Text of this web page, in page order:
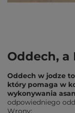
Oddech, a
Oddech w jodze
który pomaga w
wykonywania
odpowiedniego